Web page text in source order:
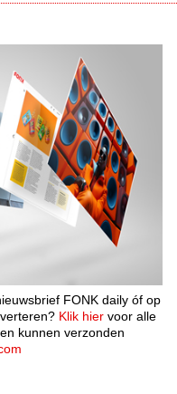
FONK daily óf op
Klik hier voor alle
kunnen verzonden